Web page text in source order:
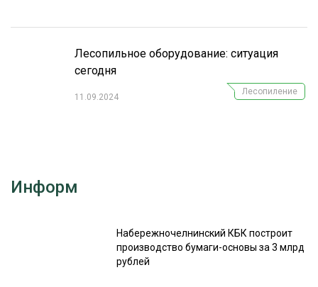
Лесопильное оборудование: ситуация
сегодня
11.09.2024
Лесопиление
Информ
Набережночелнинский КБК построит
производство бумаги-основы за 3 млрд
рублей